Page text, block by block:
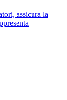
assicura la